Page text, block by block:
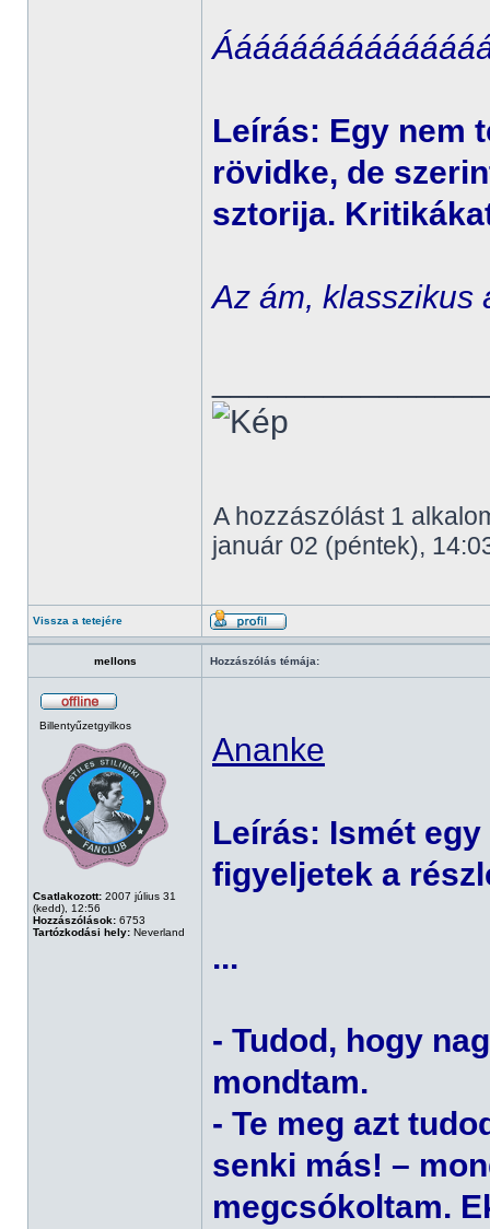
Leírás: Egy nem
rövidke, de
sztorija.
Az ám, klasszikus
A hozzászólást 1
január 02 (péntek),
Vissza a tetejére
mellons Hozzászólás témája:
Billentyűzetgyilkos
Csatlakozott: 2007 július 31
(kedd), 12:56
Hozzászólások: 6753
Tartózkodási hely: Neverland
Ananke
Leírás: Ismét
figyeljetek a
...
- Tudod, hogy
mondtam.
- Te meg azt
senki más! –
megcsókoltam.